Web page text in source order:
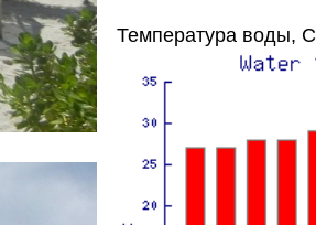
Температура воды, C